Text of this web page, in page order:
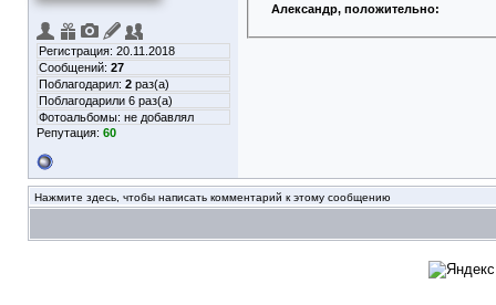
Регистрация: 20.11.2018
Сообщений: 27
Поблагодарил: 2 раз(а)
Поблагодарили 6 раз(а)
Фотоальбомы: не добавлял
Репутация: 60
Александр, положительно:
Нажмите здесь, чтобы написать комментарий к этому сообщению